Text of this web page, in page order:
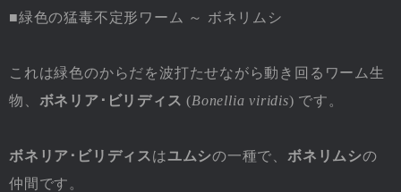
■緑色の猛毒不定形ワーム ～ ボネリムシ
これは緑色のからだを波打たせながら動き回るワーム生
物、 ボネリア･ビリディス (Bonellia viridis) です。
ボネリア･ビリディス はユムシの一種で、 ボネリムシの
仲間です。